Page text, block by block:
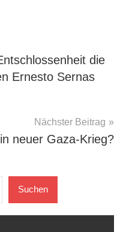
die
Ernesto Sernas
Nächster Beitrag
neuer Gaza-Krieg?
Suchen